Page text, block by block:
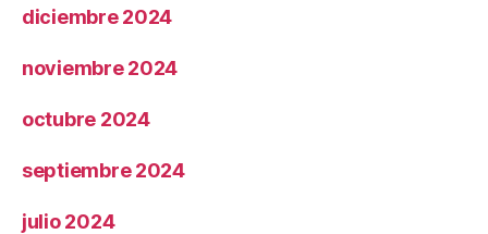
diciembre 2024
noviembre 2024
octubre 2024
septiembre 2024
julio 2024